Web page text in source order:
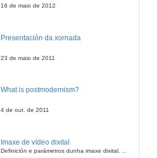
16 de maio de 2012
Presentación da xornada
23 de maio de 2011
What is postmodernism?
4 de out. de 2011
Imaxe de vídeo dixital
Definición e parámetros dunha imaxe dixital. Resolución e Aspecto. Profundidade da cor. Compresión. Frame por segundo. Entrelazado. Campos, cadros